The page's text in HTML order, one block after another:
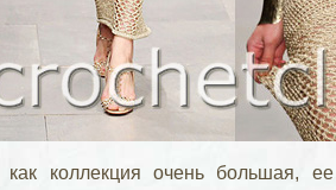
как коллекция очень большая,